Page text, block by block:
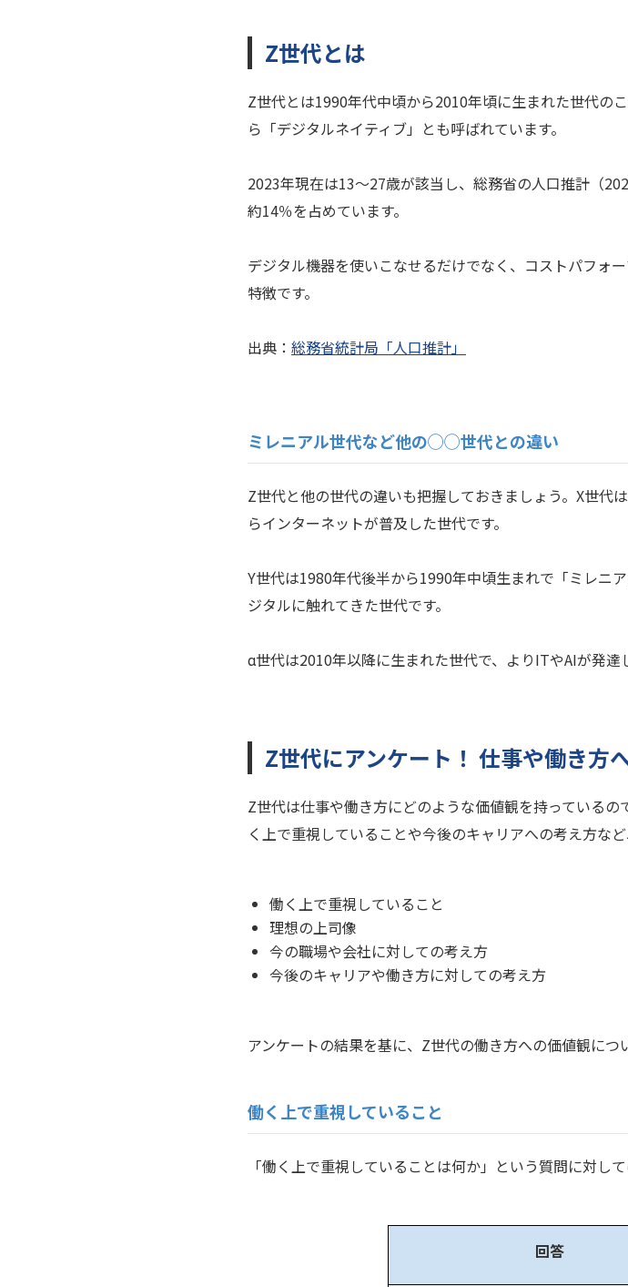
Z世代とは
Z世代とは1990年代中頃から2010年頃に生まれた世代の
ら「デジタルネイティブ」とも呼ばれています。
2023年現在は13～27歳が該当し、総務省の人口推計（
約14％を占めています。
デジタル機器を使いこなせるだけでなく、コストパフォ
特徴です。
出典： 総務省統計局「人口推計」
ミレニアル世代など他の◯◯世代との違い
Z世代と他の世代の違いも把握しておきましょう。X世代
らインターネットが普及した世代です。
Y世代は1980年代後半から1990年中頃生まれで「ミレニ
ジタルに触れてきた世代です。
α世代は2010年以降に生まれた世代で、よりITやAIが発達
Z世代にアンケート！ 仕事や働き方
Z世代は仕事や働き方にどのような価値観を持っている
く上で重視していることや今後のキャリアへの考え方な
働く上で重視していること
理想の上司像
今の職場や会社に対しての考え方
今後のキャリアや働き方に対しての考え方
アンケートの結果を基に、Z世代の働き方への価値観につ
働く上で重視していること
「働く上で重視していることは何か」という質問に対し
回答